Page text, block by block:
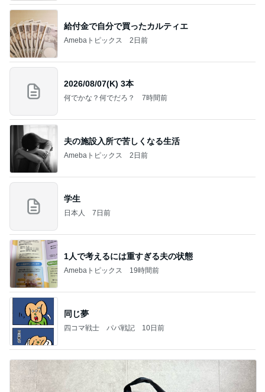
給付金で自分で買ったカルティエ
Amebaトピックス 2日前
2026/08/07(K) 3本
何でかな？何でだろ？ 7時間前
夫の施設入所で苦しくなる生活
Amebaトピックス 2日前
学生
日本人 7日前
1人で考えるには重すぎる夫の状態
Amebaトピックス 19時間前
同じ夢
四コマ戦士 パパ戦記 10日前